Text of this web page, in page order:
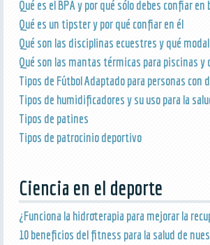
Qué es el BPA y por qué sólo debes confiar
Qué es un tipster y por qué confiar en él
Qué son las disciplinas ecuestres y qué
Qué son las mantas térmicas para piscinas y
Tipos de Fútbol Adaptado para personas con
Tipos de humidificadores y su uso para la
Tipos de patines
Tipos de patrocinio deportivo
Ciencia en el deporte
¿Funciona la hidroterapia para mejorar la
10 beneficios del fitness para la salud de